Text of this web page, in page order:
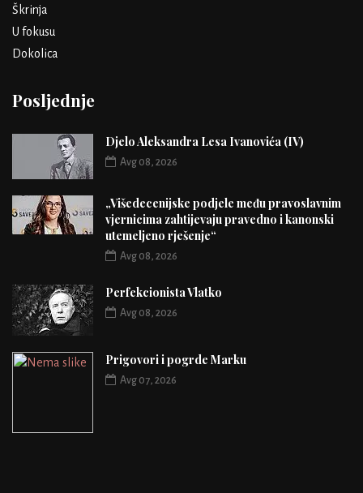
Škrinja
U fokusu
Dokolica
Posljednje
Djelo Aleksandra Lesa Ivanovića (IV)
Avg 08, 2026
„Višedecenijske podjele među pravoslavnim
vjernicima zahtijevaju pravedno i kanonski
utemeljeno rješenje“
Avg 08, 2026
Perfekcionista Vlatko
Avg 08, 2026
Prigovori i pogrde Marku
Avg 07, 2026